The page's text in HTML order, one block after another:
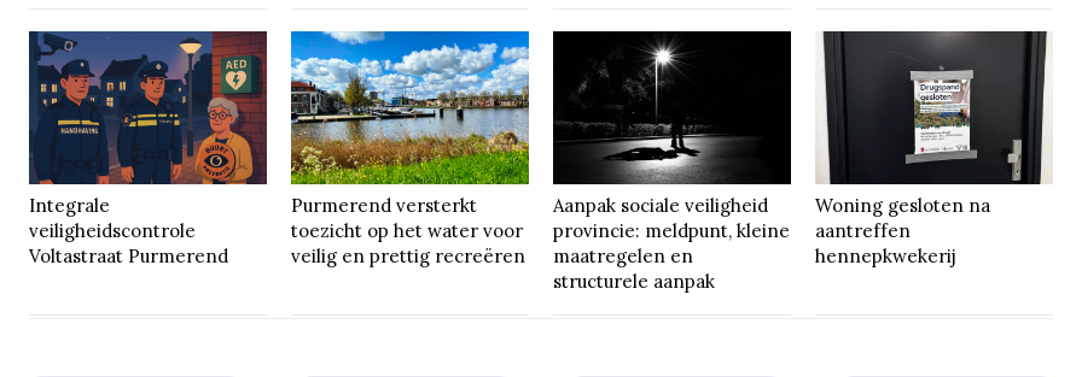
Integrale
veiligheidscontrole
Voltastraat Purmerend
Purmerend versterkt
toezicht op het water voor
veilig en prettig recreëren
Aanpak sociale veiligheid
provincie: meldpunt, kleine
maatregelen en
structurele aanpak
Woning gesloten na
aantreffen
hennepkwekerij